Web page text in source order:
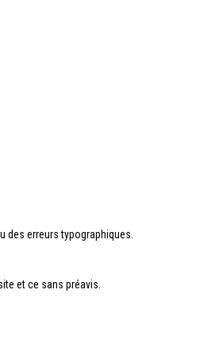
erreurs typographiques.
et ce sans préavis.